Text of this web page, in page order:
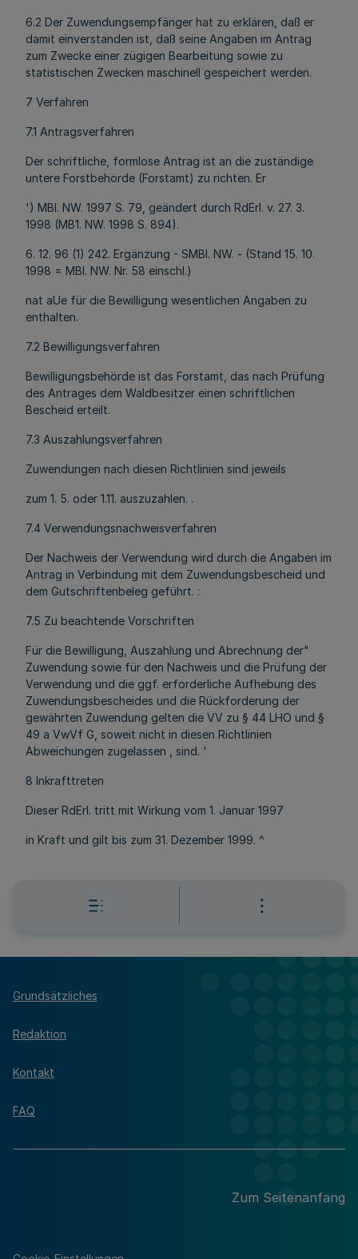
6.2 Der Zuwendungsempfänger hat zu erklären, daß er
damit einverstanden ist, daß seine Angaben im Antrag
zum Zwecke einer zügigen Bearbeitung sowie zu
statistischen Zwecken maschinell gespeichert werden.
7 Verfahren
7.1 Antragsverfahren
Der schriftliche, formlose Antrag ist an die zuständige
untere Forstbehörde (Forstamt) zu richten. Er
') MBl. NW. 1997 S. 79, geändert durch RdErl. v. 27. 3.
1998 (MB1. NW. 1998 S. 894).
6. 12. 96 (1) 242. Ergänzung - SMBl. NW. - (Stand 15. 10.
1998 = MBl. NW. Nr. 58 einschl.)
nat aUe für die Bewilligung wesentlichen Angaben zu
enthalten.
7.2 Bewilligungsverfahren
Bewilligungsbehörde ist das Forstamt, das nach Prüfung
des Antrages dem Waldbesitzer einen schriftlichen
Bescheid erteilt.
7.3 Auszahlungsverfahren
Zuwendungen nach diesen Richtlinien sind jeweils
zum 1. 5. oder 1.11. auszuzahlen. .
7.4 Verwendungsnachweisverfahren
Der Nachweis der Verwendung wird durch die Angaben im
Antrag in Verbindung mit dem Zuwendungsbescheid und
dem Gutschriftenbeleg geführt. :
7.5 Zu beachtende Vorschriften
Für die Bewilligung, Auszahlung und Abrechnung der"
Zuwendung sowie für den Nachweis und die Prüfung der
Verwendung und die ggf. erforderliche Aufhebung des
Zuwendungsbescheides und die Rückforderung der
gewährten Zuwendung gelten die VV zu § 44 LHO und §
49 a VwVf G, soweit nicht in diesen Richtlinien
Abweichungen zugelassen , sind. '
8 Inkrafttreten
Dieser RdErl. tritt mit Wirkung vom 1. Januar 1997
in Kraft und gilt bis zum 31. Dezember 1999. ^
Grundsätzliches
Redaktion
Kontakt
FAQ
Zum Seitenanfang